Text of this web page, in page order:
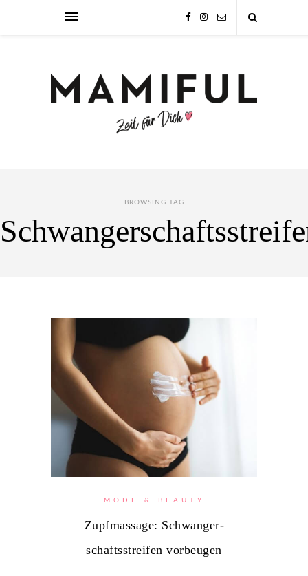
BROWSING TAG
MODE & BEAUTY
Zupfmassage: Schwanger­
schaftsstreifen vorbeugen